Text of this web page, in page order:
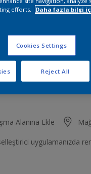
Sepete Ekle
Alanına Ekle
uygulamanızda
efforts.
Daha fazla bilgi
Cookies Settings
Reject All